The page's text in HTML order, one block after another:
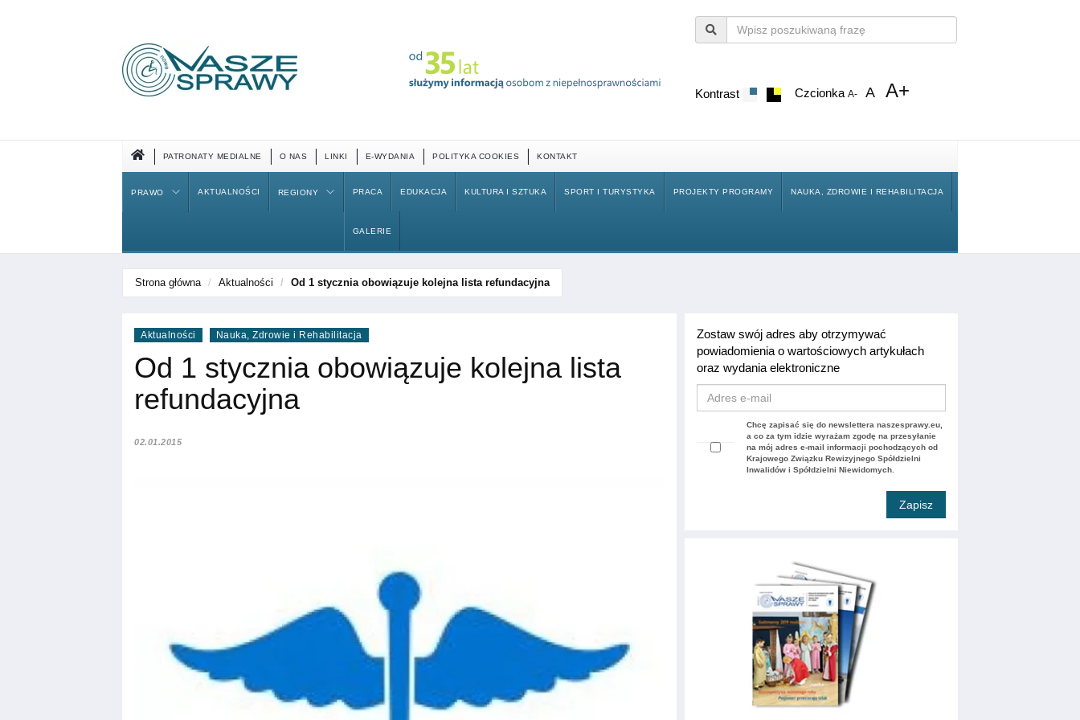
Kontrast CzcionkaA- A A+
PATRONATY MEDIALNE O NAS LINKI E-WYDANIA POLITYKA COOKIES KONTAKT
PRAWO AKTUALNOŚCI REGIONY PRACA EDUKACJA KULTURA I SZTUKA SPORT I TURYSTYKA PROJEKTY PROGRAMY NAUKA, ZDROWIE I REHABILITACJA
GALERIE
Strona główna Aktualności Od 1 stycznia obowiązuje kolejna lista refundacyjna
Aktualności Nauka, Zdrowie i Rehabilitacja
Od 1 stycznia obowiązuje kolejna lista
refundacyjna
02.01.2015
Zostaw swój adres aby otrzymywać
powiadomienia o wartościowych artykułach
oraz wydania elektroniczne
Chcę zapisać się do newslettera naszesprawy.eu,
a co za tym idzie wyrażam zgodę na przesyłanie
na mój adres e-mail informacji pochodzących od
Krajowego Związku Rewizyjnego Spółdzielni
Inwalidów i Spółdzielni Niewidomych.
Zapisz